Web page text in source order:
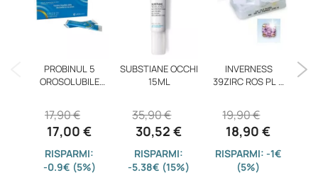
PROBINUL 5
OROSOLUBILE
17,00 €
17,90 €
RISPARMI:
-0.9€ (5%)
SUBSTIANE OCCHI
15ML
30,52 €
35,90 €
RISPARMI:
-5.38€ (15%)
INVERNESS
39ZIRC ROS PL O
18,90 €
19,90 €
RISPARMI: -1€
(5%)